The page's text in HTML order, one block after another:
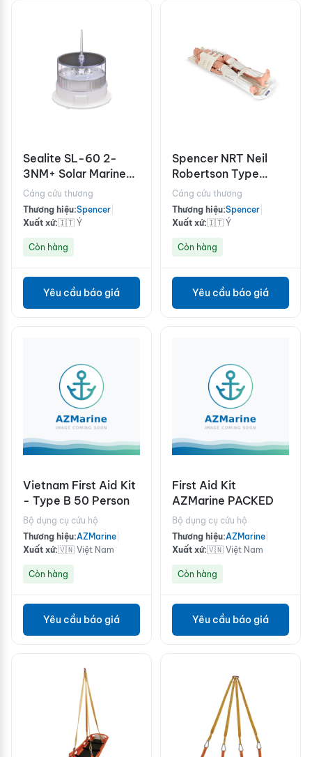
Sealite SL-60 2-
3NM+ Solar Marine
Light (copy)
Cáng cứu thương
Thương hiệu:Spencer
Xuất xứ:🇮🇹 Ý
Còn hàng
Yêu cầu báo giá
Spencer NRT Neil
Robertson Type
Stretcher
Cáng cứu thương
Thương hiệu:Spencer
Xuất xứ:🇮🇹 Ý
Còn hàng
Yêu cầu báo giá
Vietnam First Aid Kit
- Type B 50 Person
Bộ dụng cụ cứu hộ
Thương hiệu:AZMarine
Xuất xứ:🇻🇳 Việt Nam
Còn hàng
Yêu cầu báo giá
First Aid Kit
AZMarine PACKED
Bộ dụng cụ cứu hộ
Thương hiệu:AZMarine
Xuất xứ:🇻🇳 Việt Nam
Còn hàng
Yêu cầu báo giá